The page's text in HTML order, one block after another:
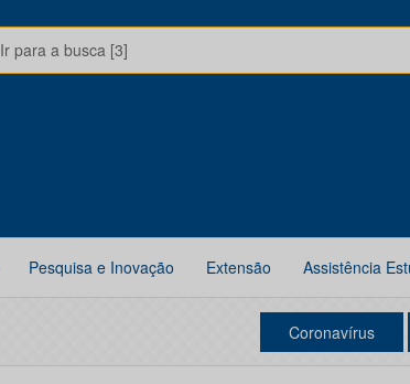
Ir para a busca [3]
Pesquisa e Inovação Extensão Assistência
Coronavírus